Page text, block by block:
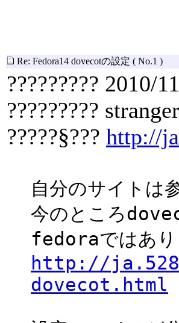
Re: Fedora14 dovecotの設定 ( No.1 )
????????? 2010/
????????? stranger
?????§??? http://
自分のサイトは
今のところ
fedoraではあり
http://
dovecot.html